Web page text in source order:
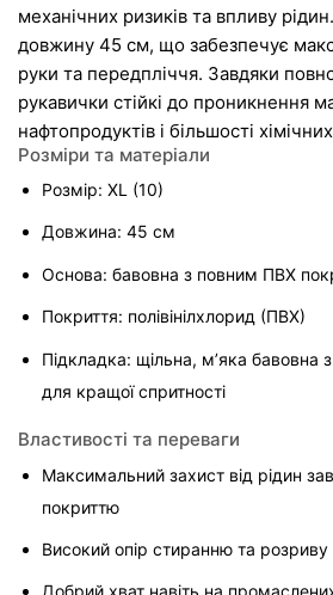
механічних ризиків та впливу
довжину 45 см, що забезпечує
руки та передпліччя. Завдяки
рукавички стійкі до проникнення
нафтопродуктів і більшості
Розміри та матеріали
Розмір: XL (10)
Довжина: 45 см
Основа: бавовна з повним ПВХ
Покриття: полівінілхлорид (ПВХ)
Підкладка: щільна, м’яка бавовна
для кращої спритності
Властивості та переваги
Максимальний захист від рідин
покриттю
Високий опір стиранню та розриву